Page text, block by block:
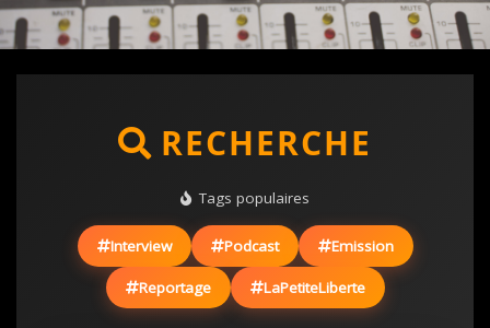
RECHERCHE
Tags populaires
Interview Podcast Emission
Reportage LaPetiteLiberte